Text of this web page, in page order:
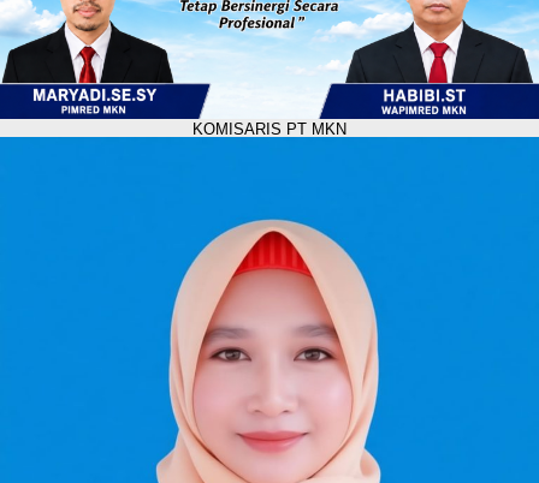
KOMISARIS PT MKN